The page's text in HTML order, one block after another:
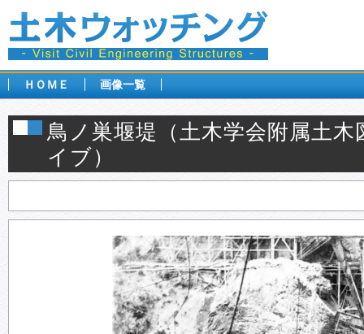
ＨＯＭＥ 画像一覧
鳥ノ巣堰堤（土木学会附属土
イブ）